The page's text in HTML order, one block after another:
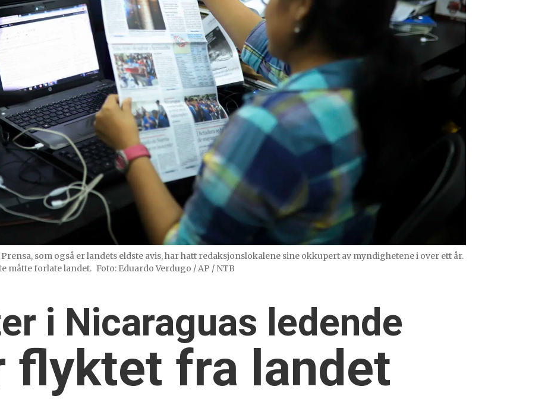
som også er landets eldste avis, har hatt redaksjonslokalene sine okkupert av myndighetene i over ett år.
måtte forlate landet. Foto: Eduardo Verdugo / AP / NTB
i Nicaraguas ledende
flyktet fra landet